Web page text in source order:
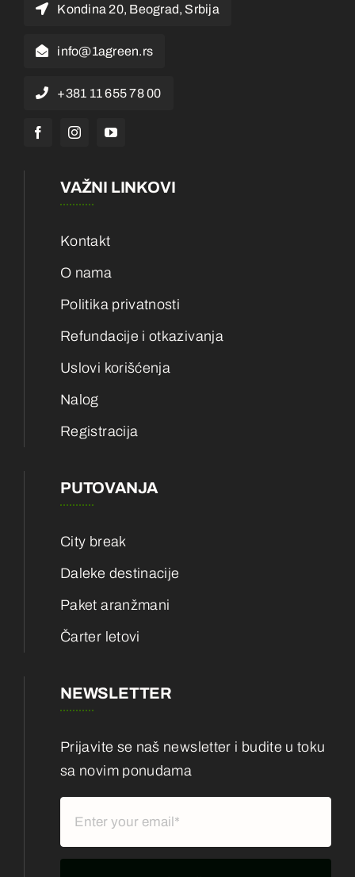
Kondina 20, Beograd, Srbija
info@1agreen.rs
+381 11 655 78 00
VAŽNI LINKOVI
Kontakt
O nama
Politika privatnosti
Refundacije i otkazivanja
Uslovi korišćenja
Nalog
Registracija
PUTOVANJA
City break
Daleke destinacije
Paket aranžmani
Čarter letovi
NEWSLETTER
Prijavite se naš newsletter i budite u toku
sa novim ponudama